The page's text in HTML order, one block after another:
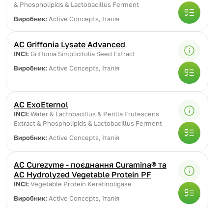
& Phospholipids & Lactobacillus Ferment
Виробник: Active Concepts, Італія
AC Griffonia Lysate Advanced
INCI: Griffonia Simplicifolia Seed Extract
Виробник: Active Concepts, Італія
AC ExoEternol
INCI: Water & Lactobacillus & Perilla Frutescens
Extract & Phospholipids & Lactobacillus Ferment
Виробник: Active Concepts, Італія
AC Curezyme - поєднання Curamina® та
AC Hydrolyzed Vegetable Protein PF
INCI: Vegetable Protein Keratinoligase
Виробник: Active Concepts, Італія